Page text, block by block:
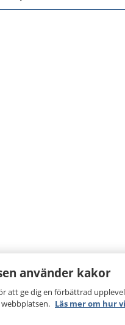
använder kakor
att ge dig en förbättrad
Läs mer om hur